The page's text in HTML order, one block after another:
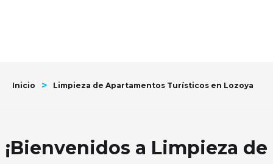
Inicio > Limpieza de Apartamentos Turísticos en Lozoya
¡Bienvenidos a Limpieza de